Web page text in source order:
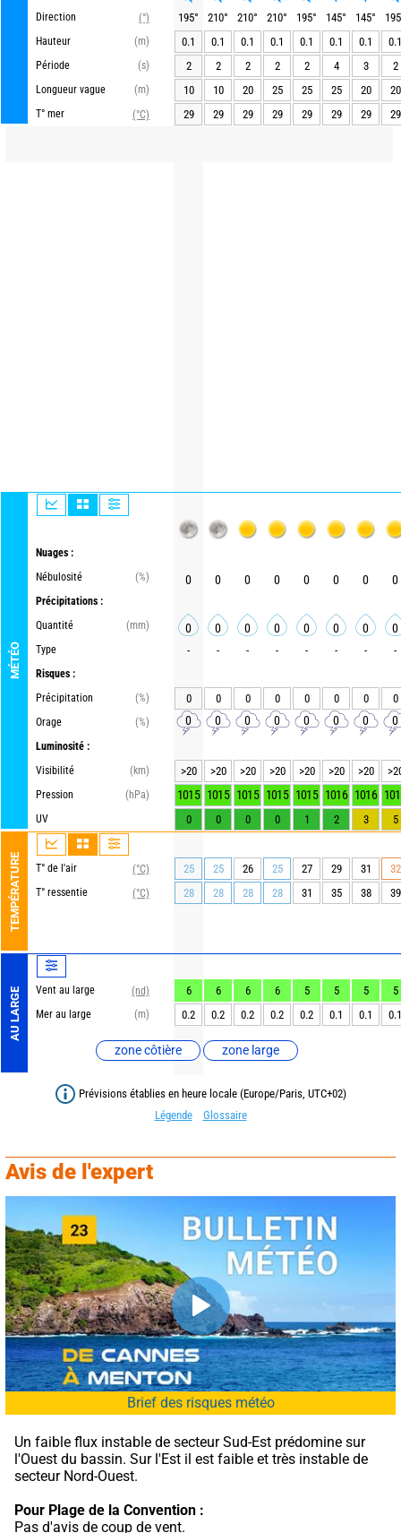
Direction
(°)
Hauteur
(m)
Période
(s)
Longueur vague
(m)
T° mer
(°C)
MÉTÉO
Nuages :
Nébulosité
(%)
Précipitations :
Quantité
(mm)
Type
Risques :
Précipitation
(%)
Orage
(%)
Luminosité :
Visibilité
(km)
Pression
(hPa)
UV
TEMPÉRATURE T° de l'air
(°C)
T° ressentie
(°C)
AU LARGE Vent au large
(nd)
Mer au large
(m)
zone côtière zone large
195° 210° 210° 210° 195° 145° 145°
195
0.1
0.1 0.1 0.1 0.1 0.1 0.1
0.1
2
2 2 2 2 4 3
2
10
10 20 25 25 25 20
20
29
29 29 29 29 29 29 29
0 0 0 0 0 0 0 0
0 0 0 0 0 0 0 0
- - - - - - - -
0 0 0 0 0 0 0 0
0 0 0 0 0 0 0 0
>20 >20 >20 >20 >20 >20 >20
1015 1015 1015 1015 1015 1016 1016
0 0 0 0 1 2 3 5
25 25 26 25 27 29 31
32
28
28 28 28 31 35 38 39
6 6 6 6 5 5 5
5
0.2
0.2 0.2 0.2 0.2 0.1 0.1 0.1
Prévisions établies en heure locale (Europe/Paris, UTC+02)
Légende
Glossaire
Avis de l'expert
Brief des risques météo
Un faible flux instable de secteur Sud-Est prédomine sur
l'Ouest du bassin. Sur l'Est il est faible et très instable de
secteur Nord-Ouest.
Pour Plage de la Convention :
Pas d'avis de coup de vent.